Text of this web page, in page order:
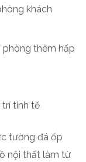
khách
phòng thêm hấp
trí tinh tế
tường đá ốp
nội thất làm từ